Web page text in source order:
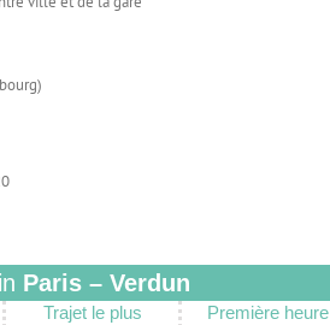
Paris – Verdun
Trajet le plus
Première heure